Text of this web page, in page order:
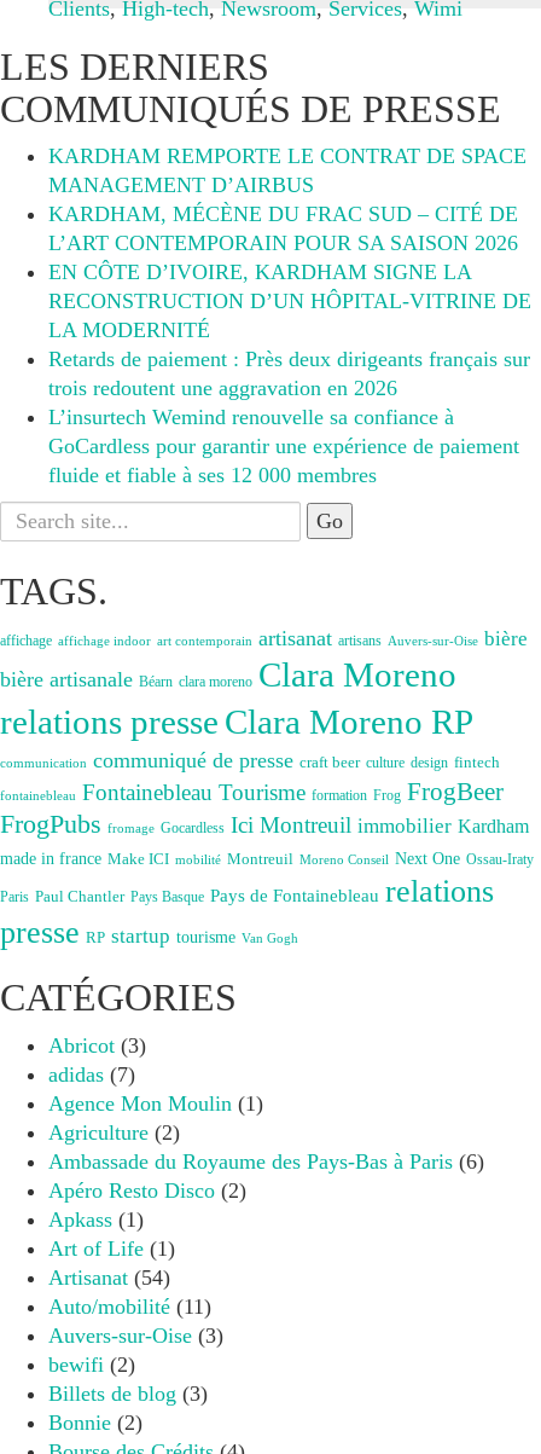
Clients, High-tech, Newsroom, Services, Wimi
LES DERNIERS
COMMUNIQUÉS DE PRESSE
KARDHAM REMPORTE LE CONTRAT DE SPACE
MANAGEMENT D’AIRBUS
KARDHAM, MÉCÈNE DU FRAC SUD – CITÉ DE
L’ART CONTEMPORAIN POUR SA SAISON 2026
EN CÔTE D’IVOIRE, KARDHAM SIGNE LA
RECONSTRUCTION D’UN HÔPITAL-VITRINE DE
LA MODERNITÉ
Retards de paiement : Près deux dirigeants français sur
trois redoutent une aggravation en 2026
L’insurtech Wemind renouvelle sa confiance à
GoCardless pour garantir une expérience de paiement
fluide et fiable à ses 12 000 membres
Search
for:
TAGS.
affichage affichage indoor art contemporain artisanat artisans Auvers-sur-Oise bière
bière artisanale Béarn clara moreno Clara Moreno
relations presse Clara Moreno RP
communication communiqué de presse craft beer culture design fintech
fontainebleau Fontainebleau Tourisme formation Frog FrogBeer
FrogPubs fromage Gocardless Ici Montreuil immobilier Kardham
made in france Make ICI mobilité Montreuil Moreno Conseil Next One Ossau-Iraty
Paris Paul Chantler Pays Basque Pays de Fontainebleau relations
presse RP startup tourisme Van Gogh
CATÉGORIES
Abricot (3)
adidas (7)
Agence Mon Moulin (1)
Agriculture (2)
Ambassade du Royaume des Pays-Bas à Paris (6)
Apéro Resto Disco (2)
Apkass (1)
Art of Life (1)
Artisanat (54)
Auto/mobilité (11)
Auvers-sur-Oise (3)
bewifi (2)
Billets de blog (3)
Bonnie (2)